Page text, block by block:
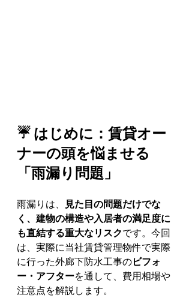
☔ はじめに：賃貸オー
ナーの頭を悩ませる
「雨漏り問題」
雨漏りは、 見た目の問題だけでな
く、建物の構造や入居者の満足度に
も直結する重大なリスクです。今回
は、実際に当社賃貸管理物件で実際
に行った外廊下防水工事のビフォ
ー・アフターを通して、費用相場や
注意点を解説します。